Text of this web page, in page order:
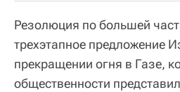
Резолюция по большей
трехэтапное предложение
прекращении огня в Газе,
общественности